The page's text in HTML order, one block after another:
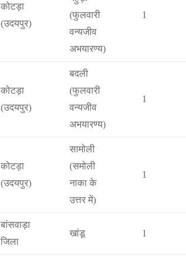
कोटड़ा
(उदयपुर)
(फुलवारी
वन्यजीव
अभयारण्य)
1
कोटड़ा
(उदयपुर)
बदली
(फुलवारी
वन्यजीव
अभयारण्य)
1
कोटड़ा
(उदयपुर)
सामोली
(समोली
नाका के
उत्तर में)
1
बांसवाड़ा
जिला
खांडू 1